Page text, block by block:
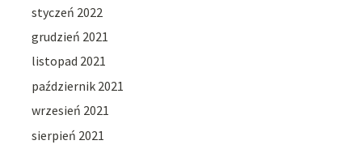
styczeń 2022
grudzień 2021
listopad 2021
październik 2021
wrzesień 2021
sierpień 2021